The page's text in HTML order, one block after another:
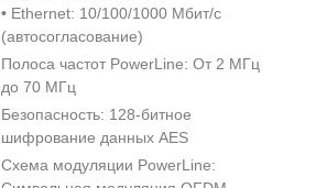
• Ethernet: 10/100/1000 Мбит/с
(автосогласование)
Полоса частот PowerLine: От 2 МГц
до 70 МГц
Безопасность: 128-битное
шифрование данных AES
Схема модуляции PowerLine: